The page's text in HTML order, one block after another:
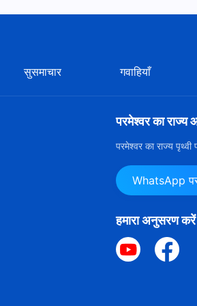
फिर आत्मा पर? मुझे बताओ कि तुम लोग किस
हैं! क्या तुम इस बात से सहमत नहीं हो?
सुसमाचार गवाहियाँ
परमेश्वर का राज्य
परमेश्वर का राज्य
WhatsApp
हमारा अनुसरण करें